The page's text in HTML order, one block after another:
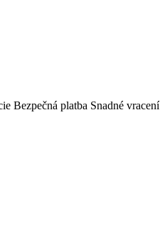
Bezpečná platba Snadné vracení